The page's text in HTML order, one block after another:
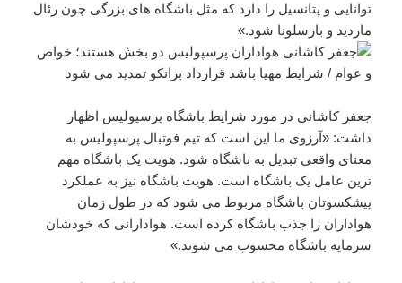
توانایی و پتانسیل را دارد که مثل باشگاه های بزرگی چون رئال
ماردید و بارسلونا شود.»
جعفر کاشانی در مورد شرایط باشگاه پرسپولیس اظهار
داشت: «آرزوی ما این است که تیم فوتبال پرسپولیس به
معنای واقعی تبدیل به باشگاه شود. هویت یک باشگاه مهم
ترین عامل یک باشگاه است. هویت باشگاه نیز به عملکرد
پیشکسوتان باشگاه مربوط می شود که در طول زمان
هواداران را جذب باشگاه کرده است. هوادارانی که خودشان
سرمایه باشگاه محسوب می شوند.»